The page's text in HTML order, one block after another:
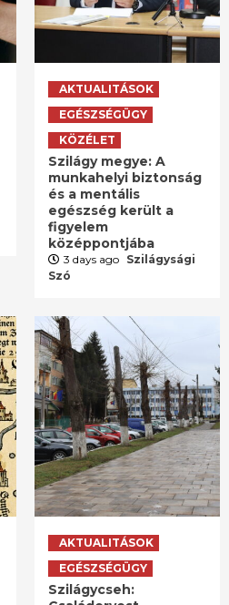
AKTUALITÁSOK
EGÉSZSÉGÜGY
KÖZÉLET
Szilágy megye: A
munkahelyi biztonság
és a mentális
egészség került a
figyelem
középpontjába
3 days ago Szilágysági
Szó
AKTUALITÁSOK
EGÉSZSÉGÜGY
Szilágycseh: